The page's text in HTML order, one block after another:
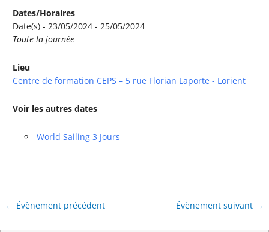
Dates/Horaires
Date(s) - 23/05/2024 - 25/05/2024
Toute la journée
Lieu
Centre de formation CEPS – 5 rue Florian Laporte - Lorient
Voir les autres dates
World Sailing 3 Jours
← Évènement précédent Évènement suivant →